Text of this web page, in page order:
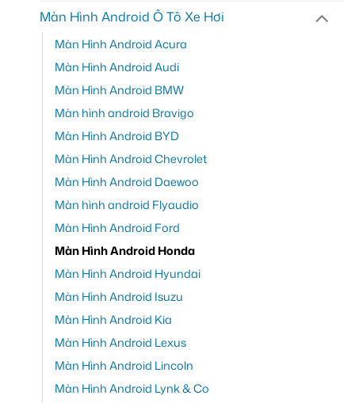
Màn Hình Android Ô Tô Xe Hơi
Màn Hình Android Acura
Màn Hình Android Audi
Màn Hình Android BMW
Màn hình android Bravigo
Màn Hình Android BYD
Màn Hình Android Chevrolet
Màn Hình Android Daewoo
Màn hình android Flyaudio
Màn Hình Android Ford
Màn Hình Android Honda
Màn Hình Android Hyundai
Màn Hình Android Isuzu
Màn Hình Android Kia
Màn Hình Android Lexus
Màn Hình Android Lincoln
Màn Hình Android Lynk & Co